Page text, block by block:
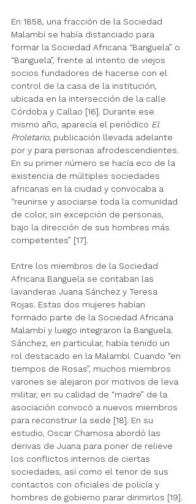
En 1858, una fracción de la Sociedad
Malambí se había distanciado para
formar la Sociedad Africana “Banguela” o
“Banguela”, frente al intento de viejos
socios fundadores de hacerse con el
control de la casa de la institución,
ubicada en la intersección de la calle
Córdoba y Callao [16]. Durante ese
mismo año, aparecía el periódico El
Proletario, publicación llevada adelante
por y para personas afrodescendientes.
En su primer número se hacía eco de la
existencia de múltiples sociedades
africanas en la ciudad y convocaba a
“reunirse y asociarse toda la comunidad
de color, sin excepción de personas,
bajo la dirección de sus hombres más
competentes” [17].
Entre los miembros de la Sociedad
Africana Banguela se contaban las
lavanderas Juana Sánchez y Teresa
Rojas. Estas dos mujeres habían
formado parte de la Sociedad Africana
Malambí y luego integraron la Banguela.
Sánchez, en particular, había tenido un
rol destacado en la Malambí. Cuando “en
tiempos de Rosas”, muchos miembros
varones se alejaron por motivos de leva
militar, en su calidad de “madre” de la
asociación convocó a nuevos miembros
para reconstruir la sede [18]. En su
estudio, Oscar Chamosa abordó las
derivas de Juana para poner de relieve
los conflictos internos de ciertas
sociedades, así como el tenor de sus
contactos con oficiales de policía y
hombres de gobierno parar dirimirlos [19].